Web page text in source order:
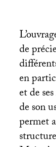
de
en
et de
de son
permet